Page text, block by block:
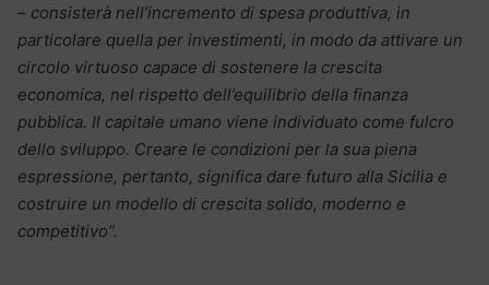
– consisterà nell’incremento di spesa produttiva, in
particolare quella per investimenti, in modo da attivare un
circolo virtuoso capace di sostenere la crescita
economica, nel rispetto dell’equilibrio della finanza
pubblica. Il capitale umano viene individuato come fulcro
dello sviluppo. Creare le condizioni per la sua piena
espressione, pertanto, significa dare futuro alla Sicilia e
costruire un modello di crescita solido, moderno e
competitivo”.